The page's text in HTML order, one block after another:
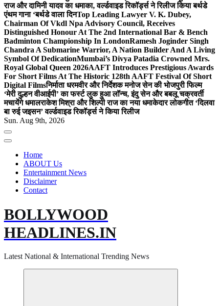
राज और दामिनी यादव का धमाका, वर्ल्डवाइड रिकॉर्ड्स ने रिलीज किया बर्थडे
एंथम गाना ‘बर्थडे वाला दिनTop Leading Lawyer V. K. Dubey,
Chairman Of Vkdl Npa Advisory Council, Receives
Distinguished Honour At The 2nd International Bar & Bench
Badminton Championship In LondonRamesh Joginder Singh
Chandra A Submarine Warrior, A Nation Builder And A Living
Symbol Of DedicationMumbai’s Divya Patadia Crowned Mrs.
Royal Global Queen 2026AAFT Introduces Prestigious Awards
For Short Films At The Historic 128th AAFT Festival Of Short
Digital Filmsनिर्माता धरमवीर और निर्देशक मनोज सेन की भोजपुरी फिल्म
‘मेरी दुल्हन वीआईपी’ का फर्स्ट लुक हुआ लॉन्च, इंदु सेन और बबलू चक्रवर्ती
मचायेंगे धमालराकेश मिश्रा और शिल्पी राज का नया धमाकेदार लोकगीत ‘दिलवा
बा रुई जइसन’ वर्ल्डवाइड रिकॉर्ड्स ने किया रिलीज
Sun. Aug 9th, 2026
Home
ABOUT Us
Entertainment News
Disclaimer
Contact
BOLLYWOOD
HEADLINES.IN
Latest National & International Trending News